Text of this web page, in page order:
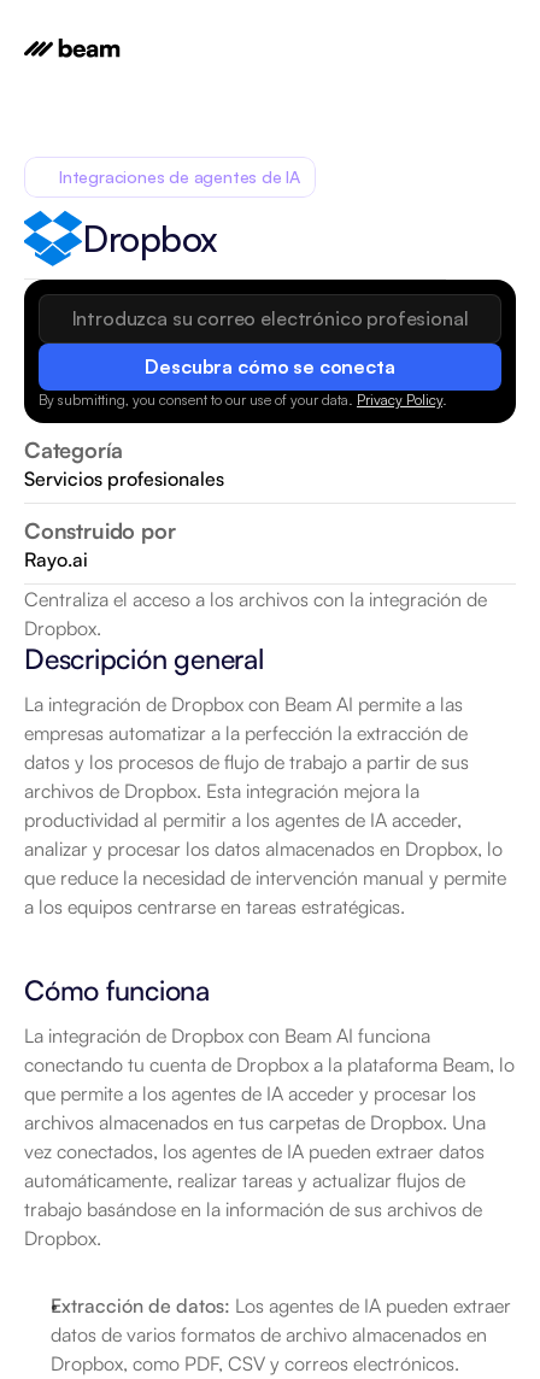
Descubra cómo se conecta
By submitting, you consent to our use of your data. Privacy Policy.
Categoría
Servicios profesionales
Construido por
Rayo.ai
Integraciones de agentes de IA
Dropbox
Centraliza el acceso a los archivos con la integración de
Dropbox.
Descripción general
La integración de Dropbox con Beam AI permite a las
empresas automatizar a la perfección la extracción de
datos y los procesos de flujo de trabajo a partir de sus
archivos de Dropbox. Esta integración mejora la
productividad al permitir a los agentes de IA acceder,
analizar y procesar los datos almacenados en Dropbox, lo
que reduce la necesidad de intervención manual y permite
a los equipos centrarse en tareas estratégicas.
Cómo funciona
La integración de Dropbox con Beam AI funciona
conectando tu cuenta de Dropbox a la plataforma Beam, lo
que permite a los agentes de IA acceder y procesar los
archivos almacenados en tus carpetas de Dropbox. Una
vez conectados, los agentes de IA pueden extraer datos
automáticamente, realizar tareas y actualizar flujos de
trabajo basándose en la información de sus archivos de
Dropbox.
Extracción de datos: Los agentes de IA pueden extraer
datos de varios formatos de archivo almacenados en
Dropbox, como PDF, CSV y correos electrónicos.